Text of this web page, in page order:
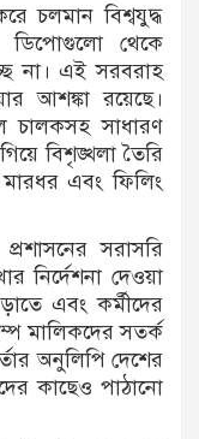
চলমান বিশ্বযুদ্ধ
ডিপোগুলো থেকে
না। এই সরবরাহ
আশঙ্কা রয়েছে।
চালকসহ সাধারণ
বিশৃঙ্খলা তৈরি
মারধর এবং ফিলিং
সরাসরি
নির্দেশনা দেওয়া
এবং কর্মীদের
মালিকদের সতর্ক
অনুলিপি দেশের
কাছেও পাঠানো